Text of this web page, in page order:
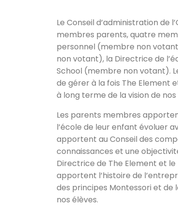
Le Conseil d’administration de
membres parents, quatre
personnel (membre non
non votant), la Directrice de
School (membre non votant).
de gérer à la fois The Element
à long terme de la vision de nos
Les parents membres
l’école de leur enfant évoluer
apportent au Conseil des
connaissances et une
Directrice de The Element et
apportent l’histoire de
des principes Montessori et de
nos élèves.